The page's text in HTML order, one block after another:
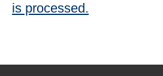
is processed.